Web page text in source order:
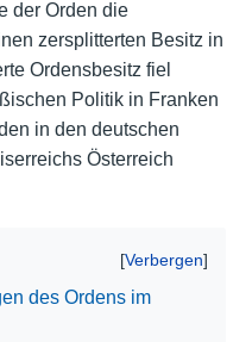
der Orden die
zersplitterten Besitz in
Ordensbesitz fiel
Politik in Franken
in den deutschen
Österreich
des Ordens im